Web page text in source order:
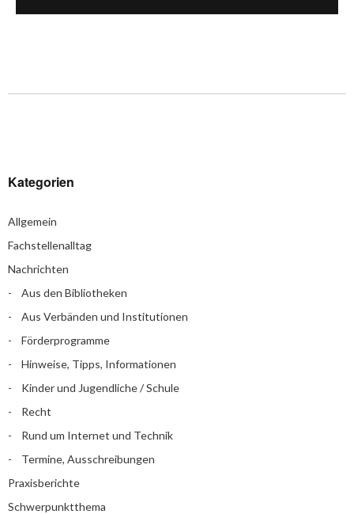
Kategorien
Allgemein
Fachstellenalltag
Nachrichten
Aus den Bibliotheken
Aus Verbänden und Institutionen
Förderprogramme
Hinweise, Tipps, Informationen
Kinder und Jugendliche / Schule
Recht
Rund um Internet und Technik
Termine, Ausschreibungen
Praxisberichte
Schwerpunktthema